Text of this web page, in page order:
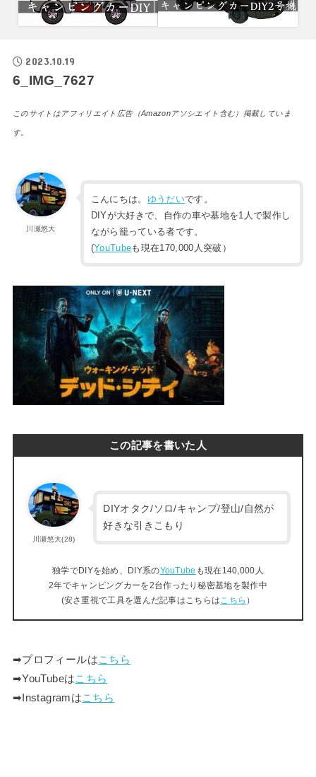
2023.10.19
6_IMG_7627
このサイトはアフィリエイト広告（Amazonアソシエイト含む）掲載していま
す。
川瀬悠大
こんにちは。 ゆうだいです。
DIYが大好きで、自作の車や基地を1人で製作し
ながら籠っている者です。
(YouTubeも現在170,000人突破）
この記事を書いた人
川瀬悠大(28)
DIYオタク/ソロ/キャンプ/登山/自然が
好きな引きこもり
独学でDIYを始め、DIY系のYouTube も現在140,000人
2年でキャンピングカーを2台作ったり秘密基地を製作中
(安さ重視で工具を選んだ記事はこちらは こちら ）
➡︎プロフィールはこちら
➡︎YouTubeはこちら
➡︎Instagramはこちら